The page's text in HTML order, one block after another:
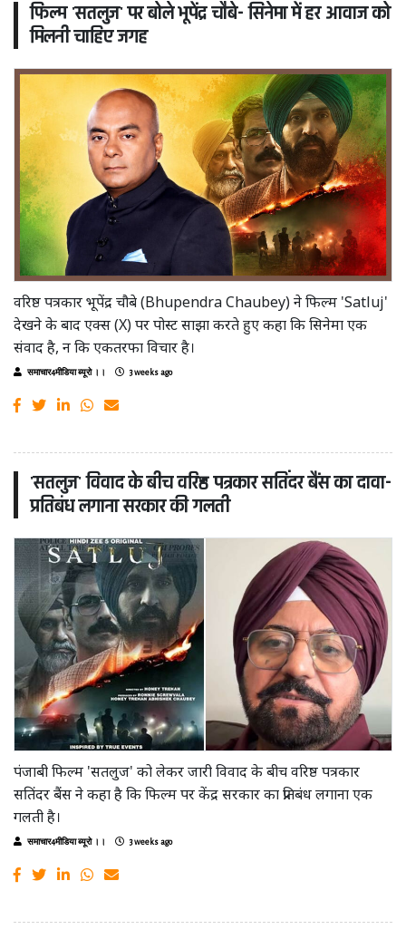
फिल्म 'सतलुज' पर बोले भूपेंद्र चौबे- सिनेमा में हर आवाज को
मिलनी चाहिए जगह
वरिष्ठ पत्रकार भूपेंद्र चौबे (Bhupendra Chaubey) ने फिल्म 'Satluj'
देखने के बाद एक्स (X) पर पोस्ट साझा करते हुए कहा कि सिनेमा एक
संवाद है, न कि एकतरफा विचार है।
समाचार4मीडिया ब्यूरो ।। 3 weeks ago
'सतलुज' विवाद के बीच वरिष्ठ पत्रकार सतिंदर बैंस का दावा-
प्रतिबंध लगाना सरकार की गलती
पंजाबी फिल्म 'सतलुज' को लेकर जारी विवाद के बीच वरिष्ठ पत्रकार
सतिंदर बैंस ने कहा है कि फिल्म पर केंद्र सरकार का प्रतिबंध लगाना एक
गलती है।
समाचार4मीडिया ब्यूरो ।। 3 weeks ago